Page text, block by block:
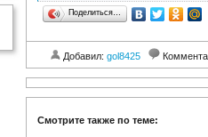
Поделиться…
Добавил: gol8425
Смотрите также по теме: